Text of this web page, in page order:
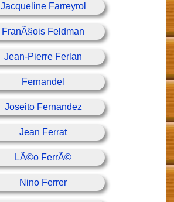
Jacqueline Farreyrol
FranÃ§ois Feldman
Jean-Pierre Ferlan
Fernandel
Joseito Fernandez
Jean Ferrat
LÃ©o FerrÃ©
Nino Ferrer